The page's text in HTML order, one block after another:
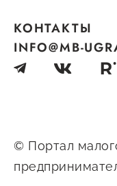
Сообщить о
О фонде
© Портал
КОНТАКТЫ
INFO@MB-